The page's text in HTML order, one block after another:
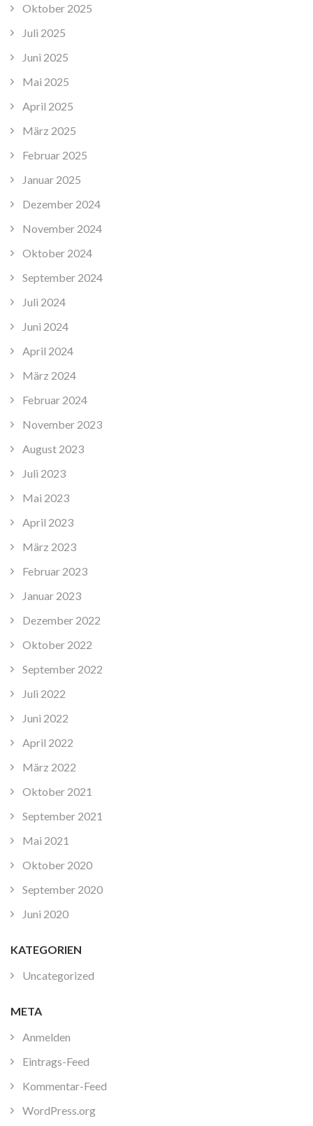
Oktober 2025
Juli 2025
Juni 2025
Mai 2025
April 2025
März 2025
Februar 2025
Januar 2025
Dezember 2024
November 2024
Oktober 2024
September 2024
Juli 2024
Juni 2024
April 2024
März 2024
Februar 2024
November 2023
August 2023
Juli 2023
Mai 2023
April 2023
März 2023
Februar 2023
Januar 2023
Dezember 2022
Oktober 2022
September 2022
Juli 2022
Juni 2022
April 2022
März 2022
Oktober 2021
September 2021
Mai 2021
Oktober 2020
September 2020
Juni 2020
KATEGORIEN
Uncategorized
META
Anmelden
Eintrags-Feed
Kommentar-Feed
WordPress.org